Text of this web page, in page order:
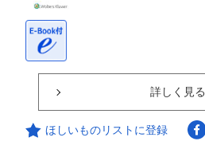
詳しく見る
ほしいものリストに登録